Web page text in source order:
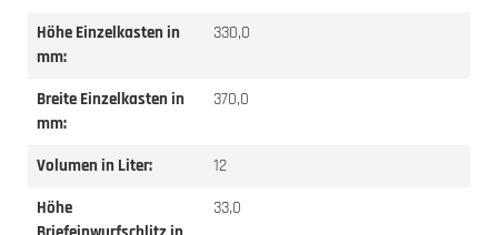
Höhe Einzelkasten in
mm:
330,0
Breite Einzelkasten in
mm:
370,0
Volumen in Liter:
12
Höhe
33,0